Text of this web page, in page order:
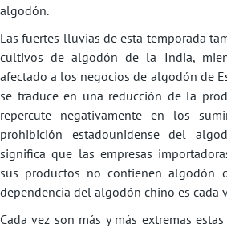
algodón.
Las fuertes lluvias de esta temporada
cultivos de algodón de la India,
afectado a los negocios de algodón de
se traduce en una reducción de la
repercute negativamente en los
prohibición estadounidense del
significa que las empresas
sus productos no contienen algodón
dependencia del algodón chino es cada
Cada vez son más y más extremas